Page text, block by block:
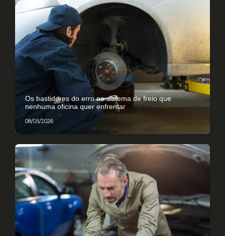
Os bastidores do erro no sistema de freio que
nenhuma oficina quer enfrentar
08/05/2026